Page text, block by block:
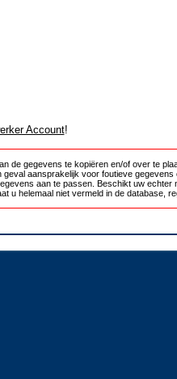
Account!
de gegevens te kopiëren en/of over te
aansprakelijk voor foutieve gegevens
aan te passen. Beschikt uw echter
u helemaal niet vermeld in de database,